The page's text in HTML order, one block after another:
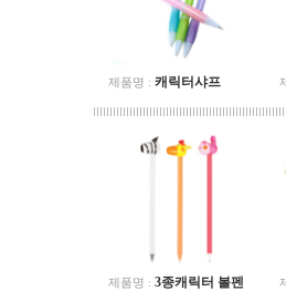
제품명 : 캐릭터샤프
제품명 : 3종캐릭터 볼펜